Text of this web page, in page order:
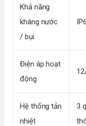
Khả năng
kháng nước
/ bụi
Điện áp hoạt
động
Hệ thống tản
nhiệt
3